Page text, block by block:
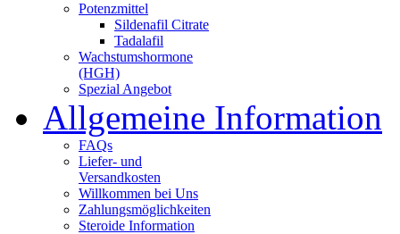
Potenzmittel
Sildenafil Citrate
Tadalafil
Wachstumshormone
(HGH)
Spezial Angebot
Allgemeine Information
FAQs
Liefer- und
Versandkosten
Willkommen bei Uns
Zahlungsmöglichkeiten
Steroide Information